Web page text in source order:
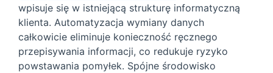
wpisuje się w istniejącą strukturę informatyczną
klienta. Automatyzacja wymiany danych
całkowicie eliminuje konieczność ręcznego
przepisywania informacji, co redukuje ryzyko
powstawania pomyłek. Spójne środowisko